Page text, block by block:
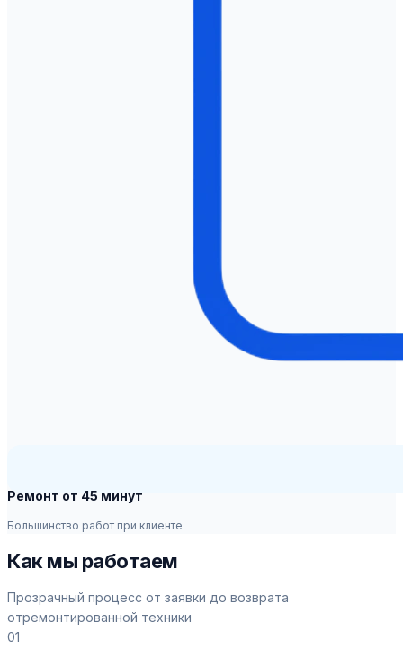
Ремонт от 45 минут
Большинство работ при клиенте
Как мы работаем
Прозрачный процесс от заявки до возврата
отремонтированной техники
01